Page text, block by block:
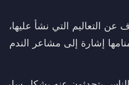
التعاليم التي نشأ عليها،
إشارة إلى مشاعر الندم